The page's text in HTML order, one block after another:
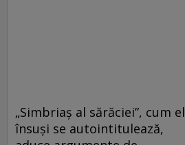
„Simbriaș al sărăciei”, cum el
însuși se autointitulează,